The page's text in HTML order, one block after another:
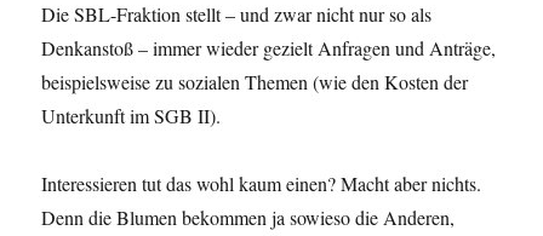
Die SBL-Fraktion stellt – und zwar nicht nur so als
Denkanstoß – immer wieder gezielt Anfragen und Anträge,
beispielsweise zu sozialen Themen (wie den Kosten der
Unterkunft im SGB II).
Interessieren tut das wohl kaum einen? Macht aber nichts.
Denn die Blumen bekommen ja sowieso die Anderen,